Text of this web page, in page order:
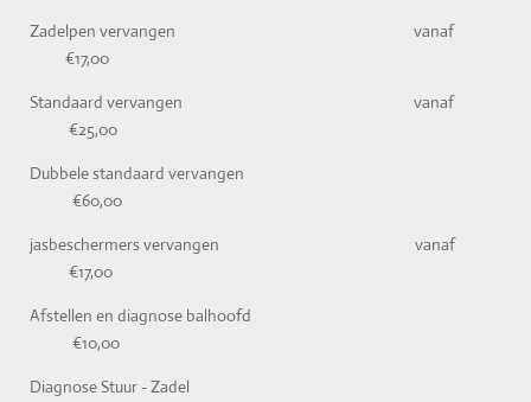
Zadelpen vervangen vanaf
€17,00
Standaard vervangen vanaf
€25,00
Dubbele standaard vervangen
€60,00
jasbeschermers vervangen vanaf
€17,00
Afstellen en diagnose balhoofd
€10,00
Diagnose Stuur - Zadel